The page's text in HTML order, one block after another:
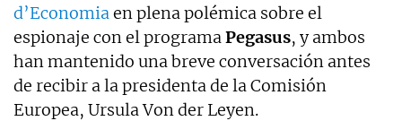
d’Economiaen plena polémica sobre el
espionaje con el programaPegasus, y ambos
han mantenido una breve conversación antes
de recibir a la presidenta de la Comisión
Europea, Ursula Von der Leyen.